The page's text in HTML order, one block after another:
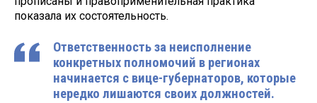
показала их состоятельность.
Ответственность за неисполнение
конкретных полномочий в регионах
начинается с вице-губернаторов, которые
нередко лишаются своих должностей.